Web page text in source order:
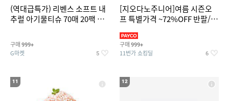
(역대급특가) 리벤스 소프트 내
추럴 아기물티슈 70매 20팩 캡
구매 999+
G마켓 5
[지오다노주니어]여름 시즌오
프 특별가격 ~72%OFF 반팔/반
구매 999+
11번가 쇼킹딜 6
11 12